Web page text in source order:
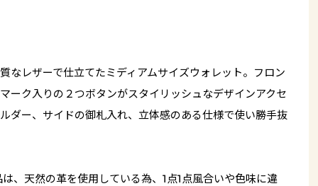
なレザーで仕立てたミディアムサイズウォレット。フロン
ーク入りの２つボタンがスタイリッシュなデザインアクセ
ダー、サイドの御札入れ、立体感のある仕様で使い勝手抜
、天然の革を使用している為、1点1点風合いや色味に違